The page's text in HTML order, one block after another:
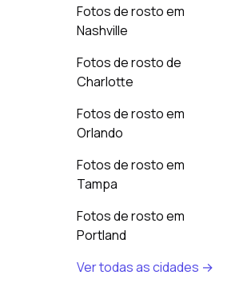
Fotos de rosto em
Nashville
Fotos de rosto de
Charlotte
Fotos de rosto em
Orlando
Fotos de rosto em
Tampa
Fotos de rosto em
Portland
Ver todas as cidades →